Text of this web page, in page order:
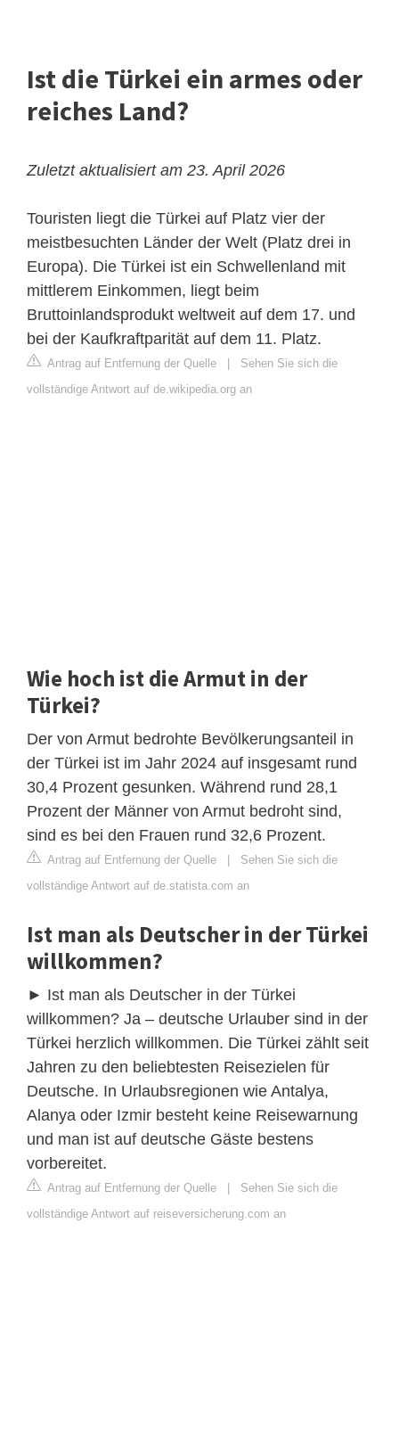
Ist die Türkei ein armes oder
reiches Land?
Zuletzt aktualisiert am 23. April 2026
Touristen liegt die Türkei auf Platz vier der
meistbesuchten Länder der Welt (Platz drei in
Europa). Die Türkei ist ein Schwellenland mit
mittlerem Einkommen, liegt beim
Bruttoinlandsprodukt weltweit auf dem 17. und
bei der Kaufkraftparität auf dem 11. Platz.
Antrag auf Entfernung der Quelle
Sehen Sie sich die
vollständige Antwort auf de.wikipedia.org an
Wie hoch ist die Armut in der
Türkei?
Der von Armut bedrohte Bevölkerungsanteil in
der Türkei ist im Jahr 2024 auf insgesamt rund
30,4 Prozent gesunken. Während rund 28,1
Prozent der Männer von Armut bedroht sind,
sind es bei den Frauen rund 32,6 Prozent.
Antrag auf Entfernung der Quelle
Sehen Sie sich die
vollständige Antwort auf de.statista.com an
Ist man als Deutscher in der Türkei
willkommen?
► Ist man als Deutscher in der Türkei
willkommen? Ja – deutsche Urlauber sind in der
Türkei herzlich willkommen. Die Türkei zählt seit
Jahren zu den beliebtesten Reisezielen für
Deutsche. In Urlaubsregionen wie Antalya,
Alanya oder Izmir besteht keine Reisewarnung
und man ist auf deutsche Gäste bestens
vorbereitet.
Antrag auf Entfernung der Quelle
Sehen Sie sich die
vollständige Antwort auf reiseversicherung.com an